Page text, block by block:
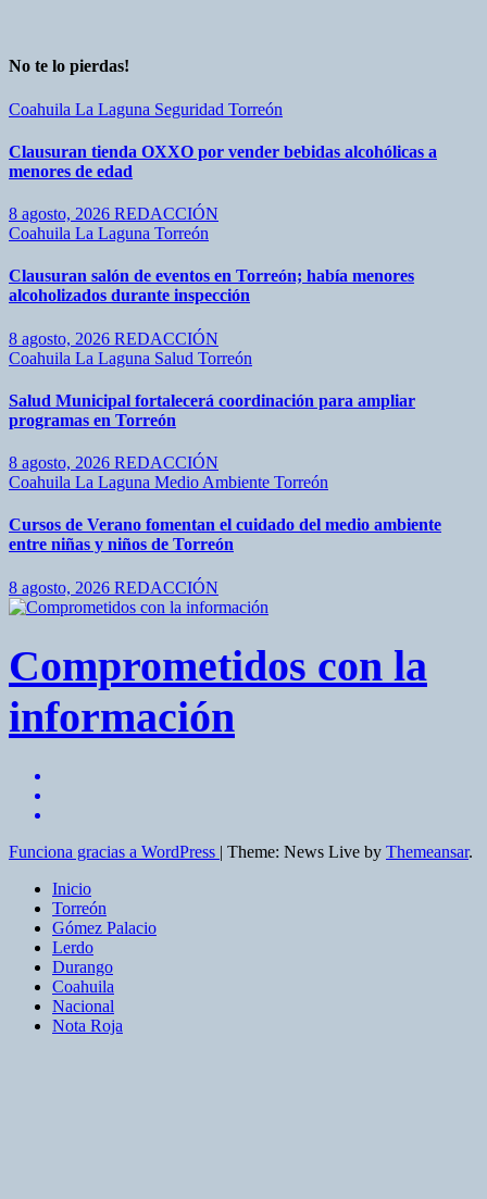
No te lo pierdas!
Coahuila La Laguna Seguridad Torreón
Clausuran tienda OXXO por vender bebidas alcohólicas a
menores de edad
8 agosto, 2026 REDACCIÓN
Coahuila La Laguna Torreón
Clausuran salón de eventos en Torreón; había menores
alcoholizados durante inspección
8 agosto, 2026 REDACCIÓN
Coahuila La Laguna Salud Torreón
Salud Municipal fortalecerá coordinación para ampliar
programas en Torreón
8 agosto, 2026 REDACCIÓN
Coahuila La Laguna Medio Ambiente Torreón
Cursos de Verano fomentan el cuidado del medio ambiente
entre niñas y niños de Torreón
8 agosto, 2026 REDACCIÓN
Comprometidos con la
información
Funciona gracias a WordPress | Theme: News Live by Themeansar.
Inicio
Torreón
Gómez Palacio
Lerdo
Durango
Coahuila
Nacional
Nota Roja